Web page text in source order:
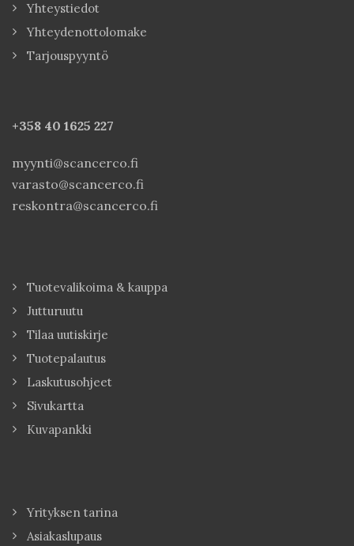
Yhteystiedot
Yhteydenottolomake
Tarjouspyyntö
+358 40 1625 227
myynti@scancerco.fi
varasto@scancerco.fi
reskontra@scancerco.fi
Tuotevalikoima & kauppa
Jutturuutu
Tilaa uutiskirje
Tuotepalautus
Laskutusohjeet
Sivukartta
Kuvapankki
Yrityksen tarina
Asiakaslupaus